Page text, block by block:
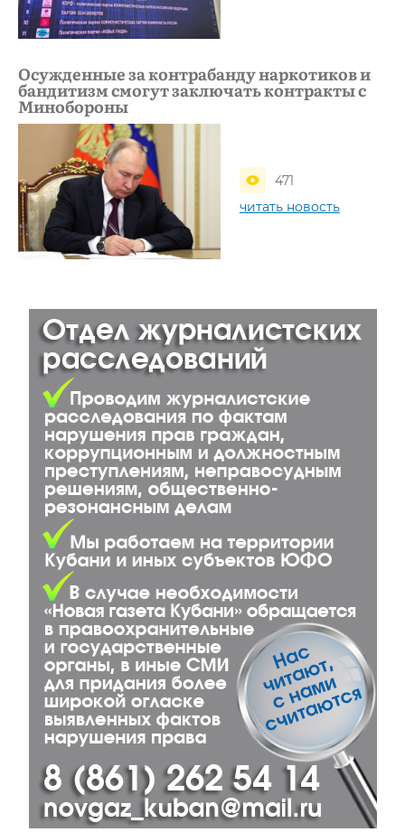
Осужденные за контрабанду наркотиков и
бандитизм смогут заключать контракты с
Минобороны
471
читать новость